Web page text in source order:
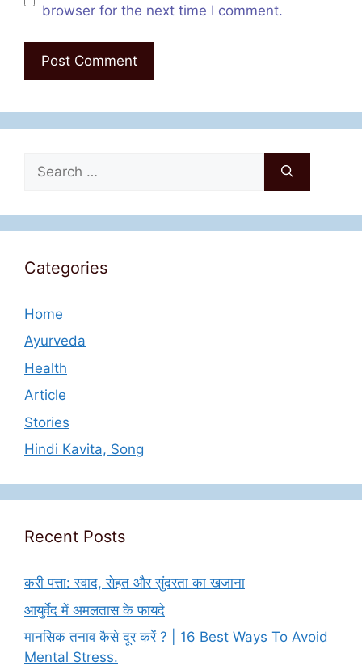
browser for the next time I comment.
for:
Categories
Home
Ayurveda
Health
Article
Stories
Hindi Kavita, Song
Recent Posts
करी पत्ता: स्वाद, सेहत और सुंदरता का खजाना
आयुर्वेद में अमलतास के फायदे
मानसिक तनाव कैसे दूर करें ? | 16 Best Ways To Avoid
Mental Stress.